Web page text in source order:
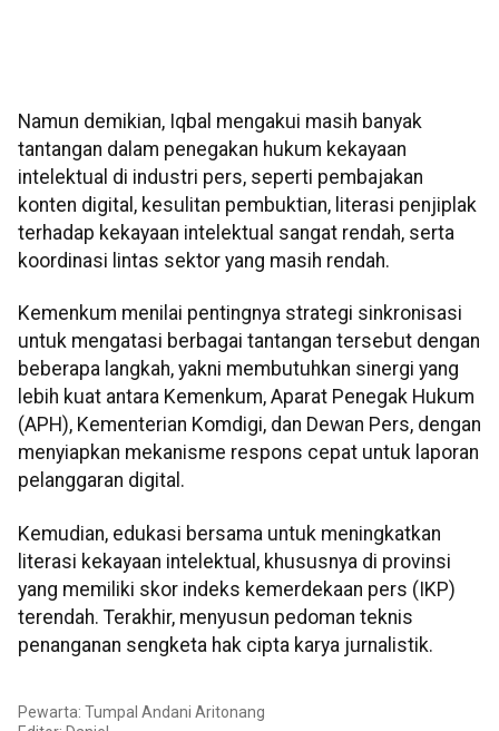
Namun demikian, Iqbal mengakui masih banyak
tantangan dalam penegakan hukum kekayaan
intelektual di industri pers, seperti pembajakan
konten digital, kesulitan pembuktian, literasi penjiplak
terhadap kekayaan intelektual sangat rendah, serta
koordinasi lintas sektor yang masih rendah.
Kemenkum menilai pentingnya strategi sinkronisasi
untuk mengatasi berbagai tantangan tersebut dengan
beberapa langkah, yakni membutuhkan sinergi yang
lebih kuat antara Kemenkum, Aparat Penegak Hukum
(APH), Kementerian Komdigi, dan Dewan Pers, dengan
menyiapkan mekanisme respons cepat untuk laporan
pelanggaran digital.
Kemudian, edukasi bersama untuk meningkatkan
literasi kekayaan intelektual, khususnya di provinsi
yang memiliki skor indeks kemerdekaan pers (IKP)
terendah. Terakhir, menyusun pedoman teknis
penanganan sengketa hak cipta karya jurnalistik.
Pewarta: Tumpal Andani Aritonang